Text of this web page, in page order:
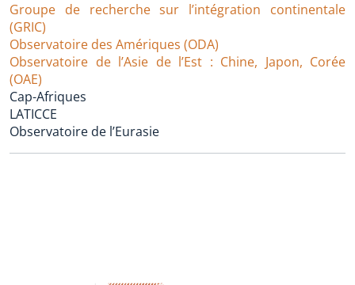
Groupe de recherche sur l’intégration continentale
(GRIC)
Observatoire des Amériques (ODA)
Observatoire de l’Asie de l’Est : Chine, Japon, Corée
(OAE)
Cap-Afriques
LATICCE
Observatoire de l’Eurasie